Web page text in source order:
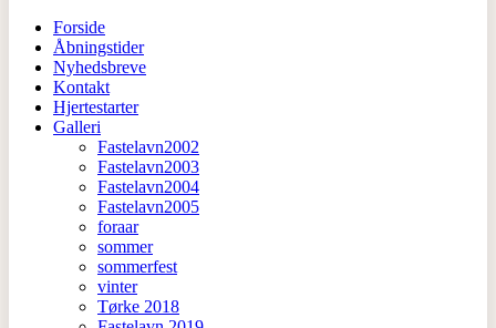
Forside
Åbningstider
Nyhedsbreve
Kontakt
Hjertestarter
Galleri
Fastelavn2002
Fastelavn2003
Fastelavn2004
Fastelavn2005
foraar
sommer
sommerfest
vinter
Tørke 2018